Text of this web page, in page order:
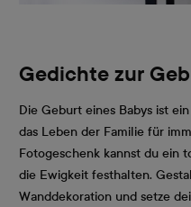
Gedichte zur
Die Geburt eines Babys ist
das Leben der Familie für
Fotogeschenk kannst du ein
die Ewigkeit festhalten.
Wanddekoration und setze